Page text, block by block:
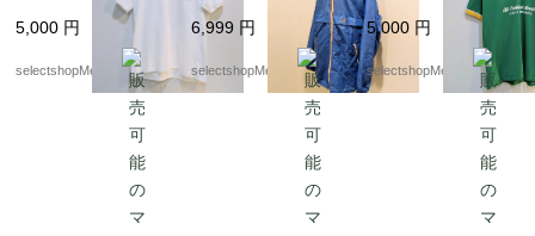
サイズ（記載 Lサイ
ズ） コットン 白
白Tシャツ BASEBAL
L 野球 シカゴ・カブ
5,000 円
selectshopMerci.
レインコート ナイロ
ンジャケット フラン
ス製 ブルー bag
形式で収納可能
6,999 円
selectshopMerci.
ン ナンバリング コ
ットン ポリエステ
ル グリーン イエロ
ー Lサイズ オリンピ
5,000 円
selectshopMerci.